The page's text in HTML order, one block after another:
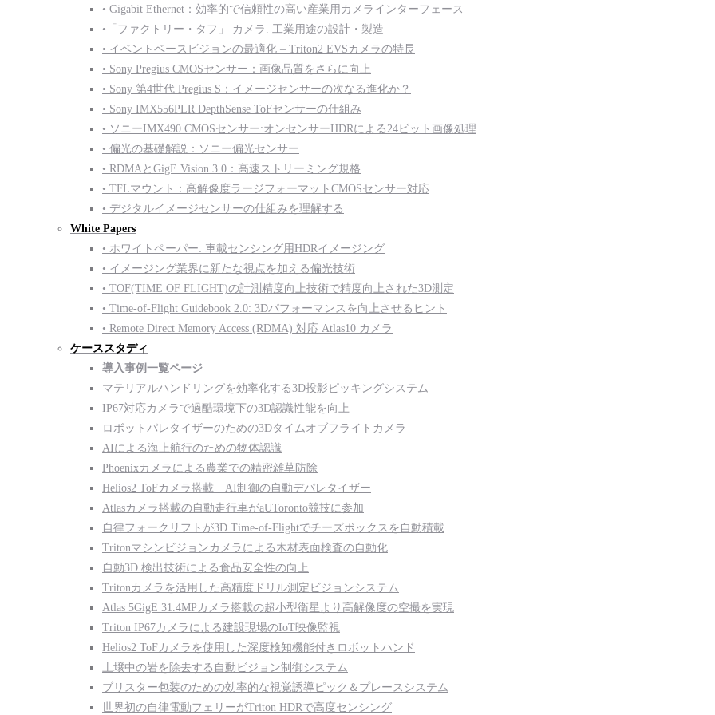
• Gigabit Ethernet：効率的で信頼性の高い産業用カメラインターフェース
•「ファクトリー・タフ」 カメラ. 工業用途の設計・製造
• イベントベースビジョンの最適化 – Triton2 EVSカメラの特長
• Sony Pregius CMOSセンサー：画像品質をさらに向上
• Sony 第4世代 Pregius S：イメージセンサーの次なる進化か？
• Sony IMX556PLR DepthSense ToFセンサーの仕組み
• ソニーIMX490 CMOSセンサー:オンセンサーHDRによる24ビット画像処理
• 偏光の基礎解説：ソニー偏光センサー
• RDMAとGigE Vision 3.0：高速ストリーミング規格
• TFLマウント：高解像度ラージフォーマットCMOSセンサー対応
• デジタルイメージセンサーの仕組みを理解する
White Papers
• ホワイトペーパー: 車載センシング用HDRイメージング
• イメージング業界に新たな視点を加える偏光技術
• TOF(TIME OF FLIGHT)の計測精度向上技術で精度向上された3D測定
• Time-of-Flight Guidebook 2.0: 3Dパフォーマンスを向上させるヒント
• Remote Direct Memory Access (RDMA) 対応 Atlas10 カメラ
ケーススタディ
導入事例一覧ページ
マテリアルハンドリングを効率化する3D投影ピッキングシステム
IP67対応カメラで過酷環境下の3D認識性能を向上
ロボットパレタイザーのための3Dタイムオブフライトカメラ
AIによる海上航行のための物体認識
Phoenixカメラによる農業での精密雑草防除
Helios2 ToFカメラ搭載 AI制御の自動デパレタイザー
Atlasカメラ搭載の自動走行車がaUToronto競技に参加
自律フォークリフトが3D Time-of-Flightでチーズボックスを自動積載
Tritonマシンビジョンカメラによる木材表面検査の自動化
自動3D 検出技術による食品安全性の向上
Tritonカメラを活用した高精度ドリル測定ビジョンシステム
Atlas 5GigE 31.4MPカメラ搭載の超小型衛星より高解像度の空撮を実現
Triton IP67カメラによる建設現場のIoT映像監視
Helios2 ToFカメラを使用した深度検知機能付きロボットハンド
土壌中の岩を除去する自動ビジョン制御システム
ブリスター包装のための効率的な視覚誘導ピック＆プレースシステム
世界初の自律電動フェリーがTriton HDRで高度センシング